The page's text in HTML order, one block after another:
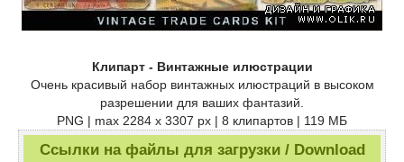
Клипарт - Винтажные илюстрации
Очень красивый набор винтажных илюстраций в высоком
разрешении для ваших фантазий.
PNG | max 2284 x 3307 px | 8 клипартов | 119 МБ
Ссылки на файлы для загрузки / Download